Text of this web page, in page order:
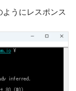
うにレスポンス